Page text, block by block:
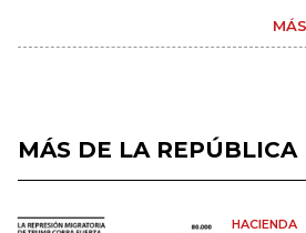
MÁS DE LA REPÚBLICA
HACIENDA